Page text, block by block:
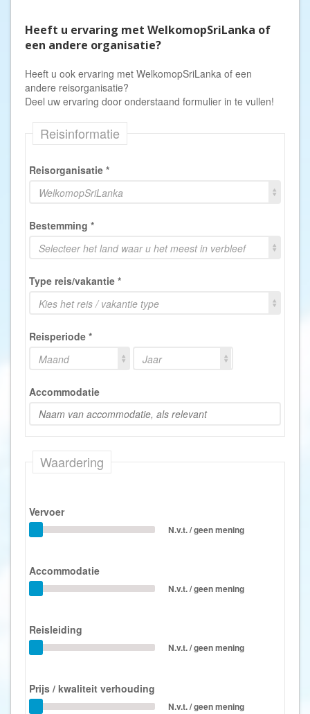
Heeft u ervaring met WelkomopSriLanka of
een andere organisatie?
Heeft u ook ervaring met WelkomopSriLanka of een
andere reisorganisatie?
Deel uw ervaring door onderstaand formulier in te vullen!
Reisinformatie
Reisorganisatie *
WelkomopSriLanka
Bestemming *
Selecteer het land waar u het meest in verbleef
Type reis/vakantie *
Kies het reis / vakantie type
Reisperiode *
Maand
Jaar
Accommodatie
Waardering
Vervoer
N.v.t. / geen mening
Accommodatie
N.v.t. / geen mening
Reisleiding
N.v.t. / geen mening
Prijs / kwaliteit verhouding
N.v.t. / geen mening